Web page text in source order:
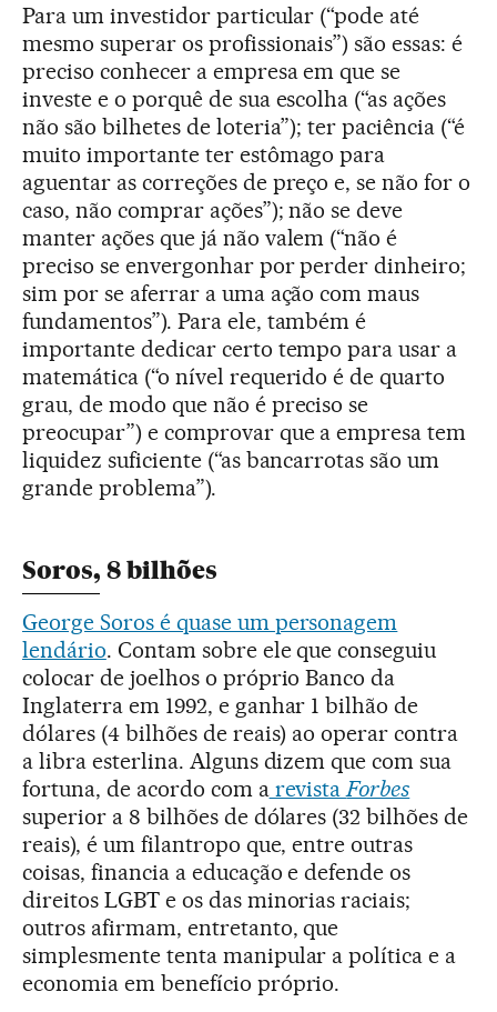
Para um investidor particular (“pode até
mesmo superar os profissionais”) são essas: é
preciso conhecer a empresa em que se
investe e o porquê de sua escolha (“as ações
não são bilhetes de loteria”); ter paciência (“é
muito importante ter estômago para
aguentar as correções de preço e, se não for o
caso, não comprar ações”); não se deve
manter ações que já não valem (“não é
preciso se envergonhar por perder dinheiro;
sim por se aferrar a uma ação com maus
fundamentos”). Para ele, também é
importante dedicar certo tempo para usar a
matemática (“o nível requerido é de quarto
grau, de modo que não é preciso se
preocupar”) e comprovar que a empresa tem
liquidez suficiente (“as bancarrotas são um
grande problema”).
Soros, 8 bilhões
George Soros é quase um personagem
lendário. Contam sobre ele que conseguiu
colocar de joelhos o próprio Banco da
Inglaterra em 1992, e ganhar 1 bilhão de
dólares (4 bilhões de reais) ao operar contra
a libra esterlina. Alguns dizem que com sua
fortuna, de acordo com arevistaForbes
superior a 8 bilhões de dólares (32 bilhões de
reais), é um filantropo que, entre outras
coisas, financia a educação e defende os
direitos LGBT e os das minorias raciais;
outros afirmam, entretanto, que
simplesmente tenta manipular a política e a
economia em benefício próprio.